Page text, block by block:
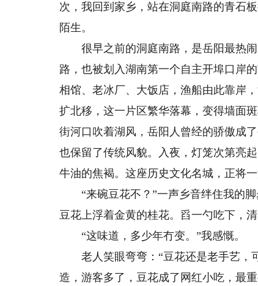
次，我回到家乡，站在洞庭南路的青石
陌生。
很早之前的洞庭南路，是岳阳最热闹
路，也被划入湖南第一个自主开埠口岸
相馆、老冰厂、大饭店，渔船由此靠岸
扩北移，这一片区繁华落幕，变得墙面
街河口吹着湖风，岳阳人曾经的骄傲成
也保留了传统风貌。入夜，灯笼次第亮
牛油的焦褐。这座历史文化名城，正将
“来碗豆花不？”一声乡音绊住我的脚
豆花上浮着金黄的桂花。舀一勺吃下，
“这味道，多少年冇变。”我感慨。
老人笑眼弯弯：“豆花还是老手艺，
造，游客多了，豆花成了网红小吃，最